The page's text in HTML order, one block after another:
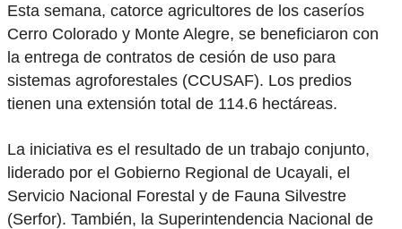
Esta semana, catorce agricultores de los caseríos
Cerro Colorado y Monte Alegre, se beneficiaron con
la entrega de contratos de cesión de uso para
sistemas agroforestales (CCUSAF). Los predios
tienen una extensión total de 114.6 hectáreas.
La iniciativa es el resultado de un trabajo conjunto,
liderado por el Gobierno Regional de Ucayali, el
Servicio Nacional Forestal y de Fauna Silvestre
(Serfor). También, la Superintendencia Nacional de